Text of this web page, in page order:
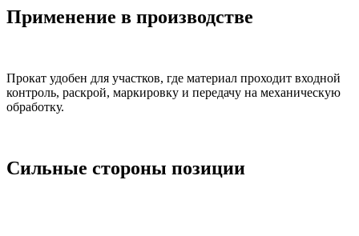
Применение в производстве
Прокат удобен для участков, где материал проходит входной
контроль, раскрой, маркировку и передачу на механическую
обработку.
Сильные стороны позиции